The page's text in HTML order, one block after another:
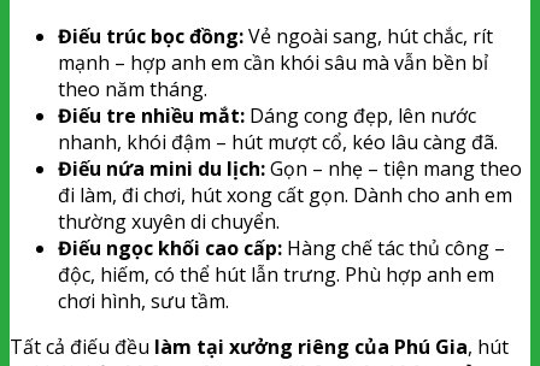
Điếu trúc bọc đồng:Vẻ ngoài sang, hút chắc, rít
mạnh – hợp anh em cần khói sâu mà vẫn bền bỉ
theo năm tháng.
Điếu tre nhiều mắt: Dáng cong đẹp, lên nước
nhanh, khói đậm – hút mượt cổ, kéo lâu càng đã.
Điếu nứa mini du lịch:Gọn – nhẹ – tiện mang theo
đi làm, đi chơi, hút xong cất gọn. Dành cho anh em
thường xuyên di chuyển.
Điếu ngọc khối cao cấp: Hàng chế tác thủ công –
độc, hiếm, có thể hút lẫn trưng. Phù hợp anh em
chơi hình, sưu tầm.
Tất cả điếu đều làm tại xưởng riêng của Phú Gia, hút